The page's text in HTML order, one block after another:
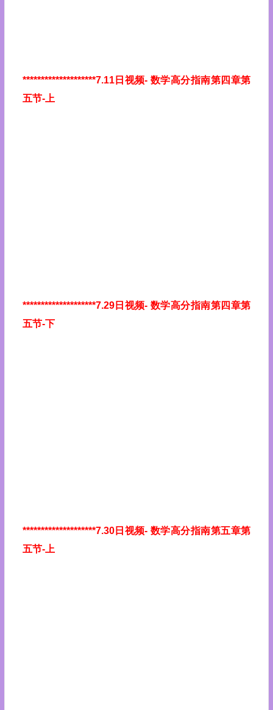
********************7.11日视频- 数学高分指南第四章第
五节-上
********************7.29日视频- 数学高分指南第四章第
五节-下
********************7.30日视频- 数学高分指南第五章第
五节-上